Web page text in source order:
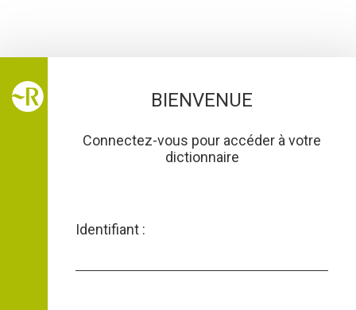
Le
BIENVENUE
Connectez-vous pour accéder à votre
dictionnaire
Identifiant :